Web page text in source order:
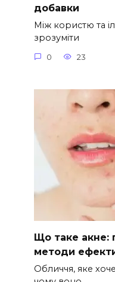
добавки
Між користю та
зрозуміти
0 23
Що таке акне:
методи
Обличчя, яке